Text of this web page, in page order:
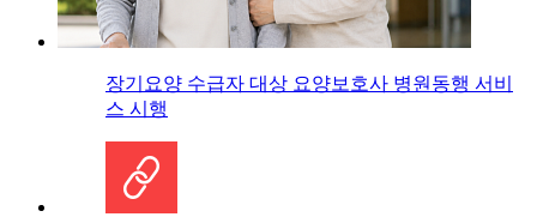
장기요양 수급자 대상 요양보호사 병원동행 서비
스 시행